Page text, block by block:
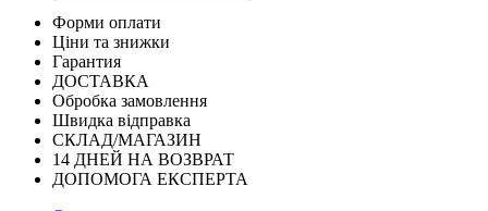
Форми оплати
Ціни та знижки
Гарантия
ДОСТАВКА
Обробка замовлення
Швидка відправка
СКЛАД/МАГАЗИН
14 ДНЕЙ НА ВОЗВРАТ
ДОПОМОГА ЕКСПЕРТА